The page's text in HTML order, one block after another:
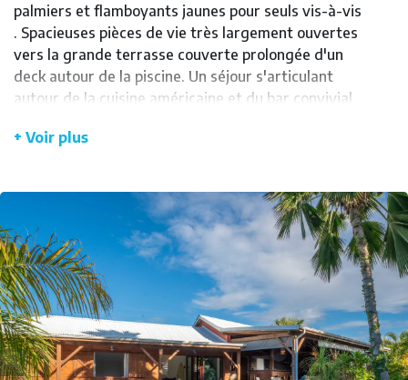
palmiers et flamboyants jaunes pour seuls vis-à-vis
. Spacieuses pièces de vie très largement ouvertes
vers la grande terrasse couverte prolongée d'un
deck autour de la piscine. Un séjour s'articulant
autour de la cuisine américaine et du bar convivial.
160 et pour la 3ème de 2 lits en 90. 2 salles d'eau
vacances. Comptez 12 minutes à pied pour
découvrir la plage de l'Anse.
Les points forts du logement
Situé entre Saint-François et Le Moule, vous
pourrez profiter de ces 2 petites villes très
différentes, la première très authentique et la
seconde plus touristique.
+ Voir plus